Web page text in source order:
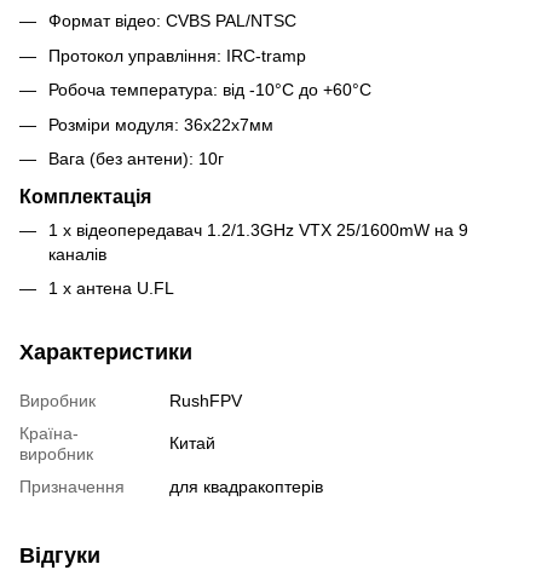
Формат відео: CVBS PAL/NTSC
Протокол управління: IRC-tramp
Робоча температура: від -10°C до +60°C
Розміри модуля: 36х22х7мм
Вага (без антени): 10г
Комплектація
1 x відеопередавач 1.2/1.3GHz VTX 25/1600mW на 9
каналів
1 x антена U.FL
Характеристики
Виробник
RushFPV
Країна-
виробник
Китай
Призначення для квадракоптерів
Відгуки